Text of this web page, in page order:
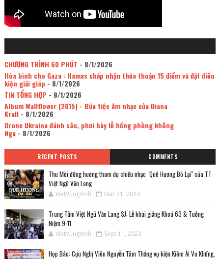
CHƯƠNG TRÌNH 60 PHÚT - 8/1/2026
Hòa bình cho Gaza : Hamas chấp nhận thỏa thuận 15 điểm và đặt điều
kiện giải giáp - 8/1/2026
TIN TỔNG HỢP - 8/1/2026
Album Wallflower (2015) - Bữa tiệc âm nhạc của Diana
Krall- 8/1/2026
Drone Ukraina đánh sâu, phơi bày lỗ hổng phòng không
Nga- 8/1/2026
RECENT POSTS COMMENTS
Thư Mời đồng hương tham dự chiều nhạc "Quê Hương Bỏ Lại" của TT
Việt Ngữ Văn Lang
VietVungVinh Mar 21, 2024
Trung Tâm Việt Ngữ Văn Lang SJ: Lễ khai giảng Khoá 63 & Tưởng
Niệm 9-11
VietVungVinh Sept 11, 2023
Họp Báo: Cựu Nghị Viên Nguyễn Tâm Thắng vụ kiện Kiêm Ái Vu Khống.